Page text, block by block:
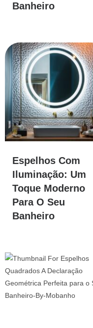
Banheiro
Espelhos Com
Iluminação: Um
Toque Moderno
Para O Seu
Banheiro